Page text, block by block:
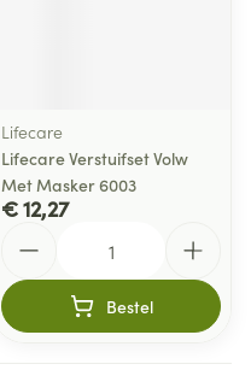
Lifecare
Lifecare Verstuifset Volw
Met Masker 6003
€ 12,27
Bestel